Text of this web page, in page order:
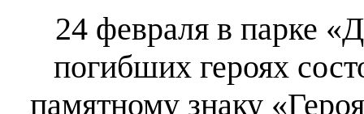
24 февраля в парке
погибших героях
памятному знаку